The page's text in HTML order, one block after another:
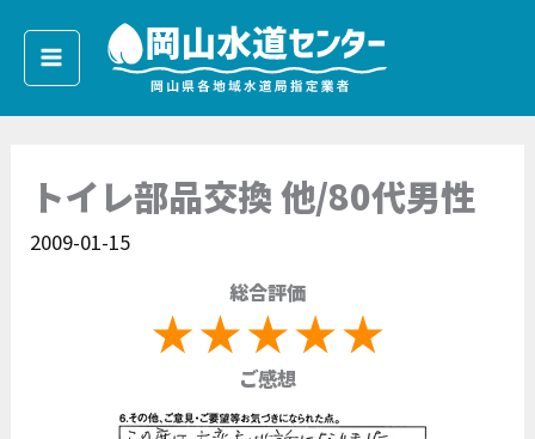
ス
トイレ部品交換 他/80代男性
2009-01-15
総合評価
ご感想